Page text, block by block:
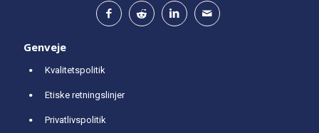
Genveje
Kvalitetspolitik
Etiske retningslinjer
Privatlivspolitik